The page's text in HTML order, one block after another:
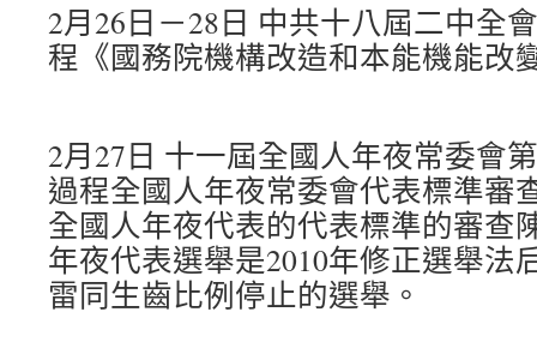
2月26日－28日 中共十八屆二中全
程《國務院機構改造和本能機能改
2月27日 十一屆全國人年夜常委會
過程全國人年夜常委會代表標準審
全國人年夜代表的代表標準的審查
年夜代表選舉是2010年修正選舉法
雷同生齒比例停止的選舉。